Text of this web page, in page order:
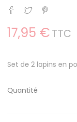
Partager
Tweet
17,95 € TTC
Set de 2 lapins en
Quantité